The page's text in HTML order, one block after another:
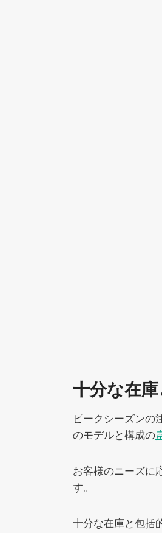
十分な在
ピークシーズンの
のモデルと構成の
お客様のニーズに
す。
十分な在庫と包括